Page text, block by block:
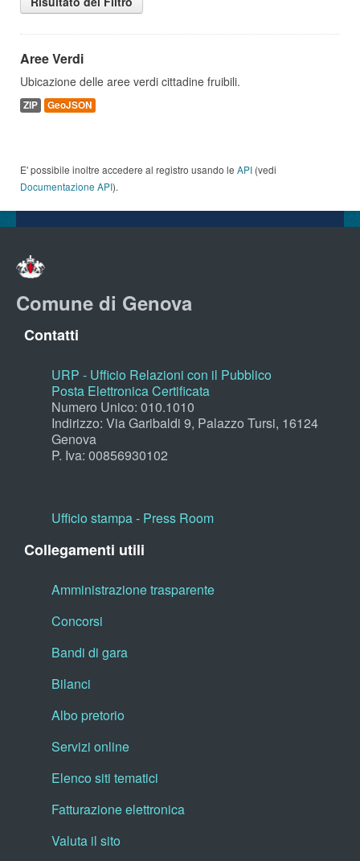
Aree Verdi
Ubicazione delle aree verdi cittadine fruibili.
ZIP GeoJSON
E' possibile inoltre accedere al registro usando le API (vedi
Documentazione API).
Comune di Genova
Contatti
URP - Ufficio Relazioni con il Pubblico
Posta Elettronica Certificata
Numero Unico: 010.1010
Indirizzo: Via Garibaldi 9, Palazzo Tursi, 16124
Genova
P. Iva: 00856930102
Ufficio stampa - Press Room
Collegamenti utili
Amministrazione trasparente
Concorsi
Bandi di gara
Bilanci
Albo pretorio
Servizi online
Elenco siti tematici
Fatturazione elettronica
Valuta il sito